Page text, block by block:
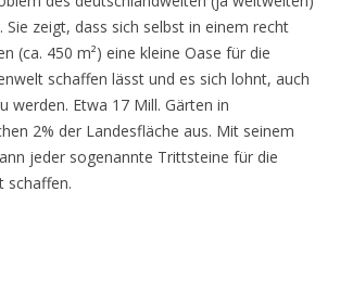
Sie zeigt, dass sich selbst in einem recht
(ca. 450 m²) eine kleine Oase für die
schaffen lässt und es sich lohnt, auch
werden. Etwa 17 Mill. Gärten in
2% der Landesfläche aus. Mit seinem
jeder sogenannte Trittsteine für die
schaffen.